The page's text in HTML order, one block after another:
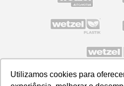
Utilizamos cookies para
Utilizamos cookies para